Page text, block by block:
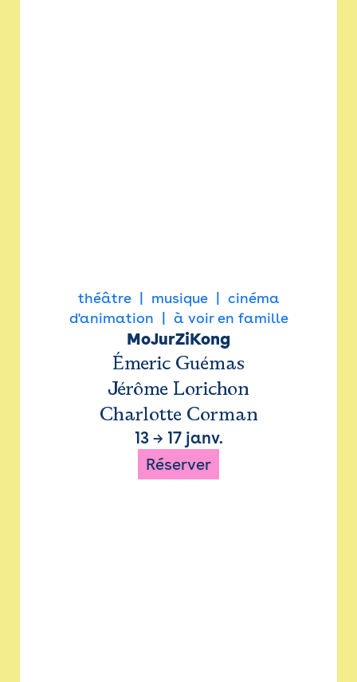
théâtre musique
cinéma
d'animation
à voir en famille
MoJurZiKong
Émeric Guémas
Jérôme Lorichon
Charlotte Corman
13→ 17 janv.
Réserver